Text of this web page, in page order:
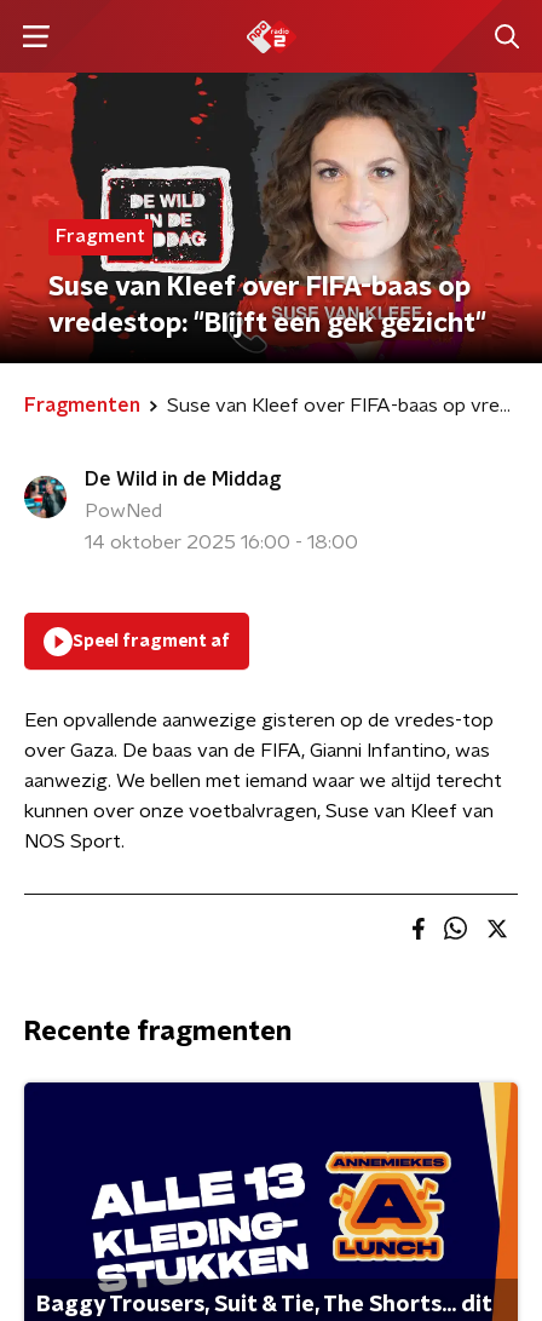
Fragment
Suse van Kleef over FIFA-baas op
vredestop: "Blijft een gek gezicht"
Fragmenten Suse van Kleef over FIFA-baas op vredestop: "Blijft een gek gezicht"
De Wild in de Middag
PowNed
14 oktober 2025 16:00 - 18:00
Speel fragment af
Een opvallende aanwezige gisteren op de vredes-top
over Gaza. De baas van de FIFA, Gianni Infantino, was
aanwezig. We bellen met iemand waar we altijd terecht
kunnen over onze voetbalvragen, Suse van Kleef van
NOS Sport.
Recente fragmenten
Baggy Trousers, Suit & Tie, The Shorts... dit